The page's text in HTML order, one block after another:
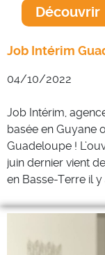
Découvrir
Job Intérim
04/10/2022
Job Intérim,
basée en Guyane
Guadeloupe !
juin dernier vient
en Basse-Terre il y